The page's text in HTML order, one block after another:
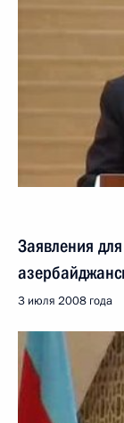
Заявления
3 июля 2008 года